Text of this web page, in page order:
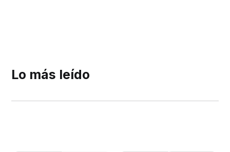
Lo más leído